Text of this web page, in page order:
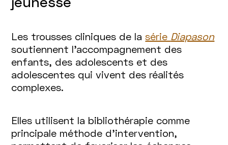
Les trousses cliniques de lasérie Diapason
soutiennent l’accompagnement des
enfants, des adolescents et des
adolescentes qui vivent des réalités
complexes.
Elles utilisent la bibliothérapie comme
principale méthode d’intervention,